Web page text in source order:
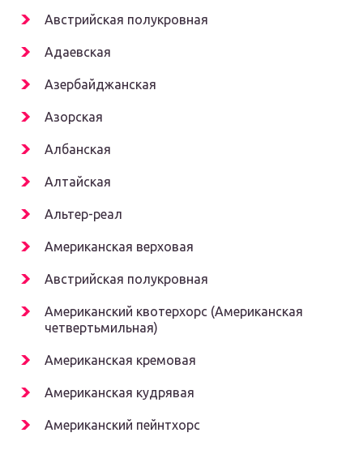
Австрийская полукровная
Адаевская
Азербайджанская
Азорская
Албанская
Алтайская
Альтер-реал
Американская верховая
Австрийская полукровная
Американский квотерхорс (Американская
четвертьмильная)
Американская кремовая
Американская кудрявая
Американский пейнтхорс